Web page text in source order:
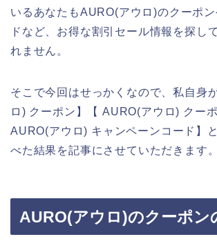
いるあなたもAURO(アウロ)のクーポ
ドなど、お得な割引セール情報を探し
れません。
そこで今回はせっかくなので、私自身
ロ) クーポン】【 AURO(アウロ) クー
AURO(アウロ) キャンペーンコード】
べた結果を記事にさせていただきます。
AURO(アウロ)のクーポン